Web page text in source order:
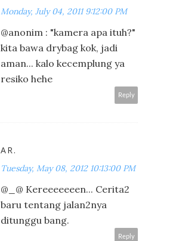
Monday, July 04, 2011 9:12:00 PM
@anonim : "kamera apa ituh?"
kita bawa drybag kok, jadi
aman... kalo kecemplung ya
resiko hehe
Reply
AR.
Tuesday, May 08, 2012 10:13:00 PM
@_@ Kereeeeeeen... Cerita2
baru tentang jalan2nya
ditunggu bang.
Reply